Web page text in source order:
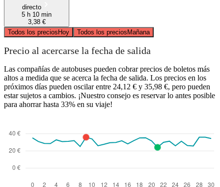
directo
5 h 10 min
3,38 €
Todos los preciosHoy Todos los preciosMañana
Precio al acercarse la fecha de salida
Las compañías de autobuses pueden cobrar precios de boletos más
altos a medida que se acerca la fecha de salida. Los precios en los
próximos días pueden oscilar entre 24,12 € y 35,98 €, pero pueden
estar sujetos a cambios. ¡Nuestro consejo es reservar lo antes posible
para ahorrar hasta 33% en su viaje!